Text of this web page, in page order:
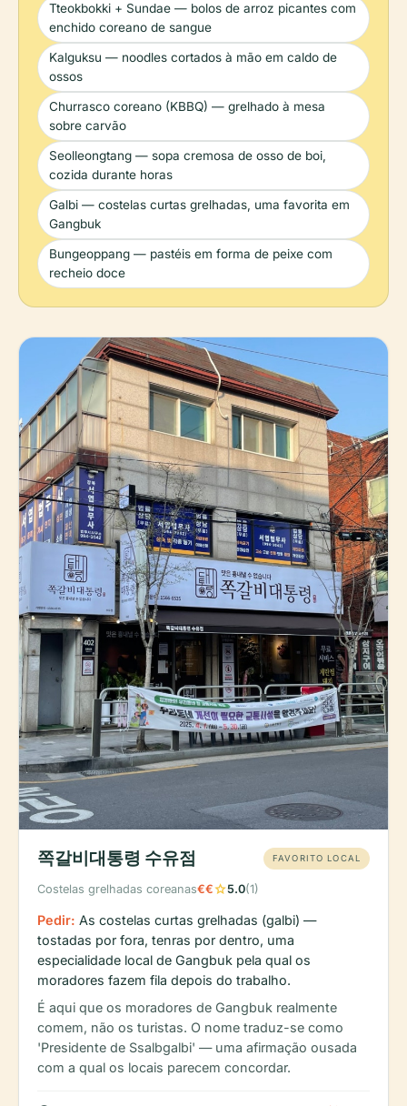
Tteokbokki + Sundae — bolos de arroz picantes com
enchido coreano de sangue
Kalguksu — noodles cortados à mão em caldo de
ossos
Churrasco coreano (KBBQ) — grelhado à mesa
sobre carvão
Seolleongtang — sopa cremosa de osso de boi,
cozida durante horas
Galbi — costelas curtas grelhadas, uma favorita em
Gangbuk
Bungeoppang — pastéis em forma de peixe com
recheio doce
쪽갈비대통령 수유점 FAVORITO LOCAL
Costelas grelhadas coreanas€€star5.0(1)
Pedir: As costelas curtas grelhadas (galbi) —
tostadas por fora, tenras por dentro, uma
especialidade local de Gangbuk pela qual os
moradores fazem fila depois do trabalho.
É aqui que os moradores de Gangbuk realmente
comem, não os turistas. O nome traduz-se como
'Presidente de Ssalbgalbi' — uma afirmação ousada
com a qual os locais parecem concordar.